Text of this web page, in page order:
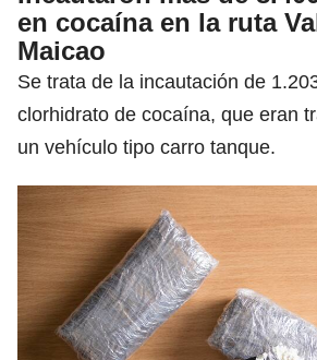
en cocaína en la ruta
Maicao
Se trata de la incautación de
clorhidrato de cocaína, que eran
un vehículo tipo carro tanque.